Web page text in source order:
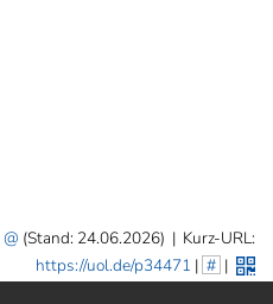
(Stand: 24.06.2026) | Kurz-URL:
https://uol.de/p34471 | # |